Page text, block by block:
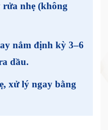
rửa nhẹ (không
nắm định kỳ 3–6
dầu.
xử lý ngay bằng